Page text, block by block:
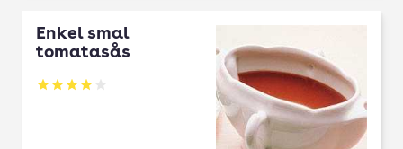
Enkel smal
tomatasås
Betyg: 4 av 5